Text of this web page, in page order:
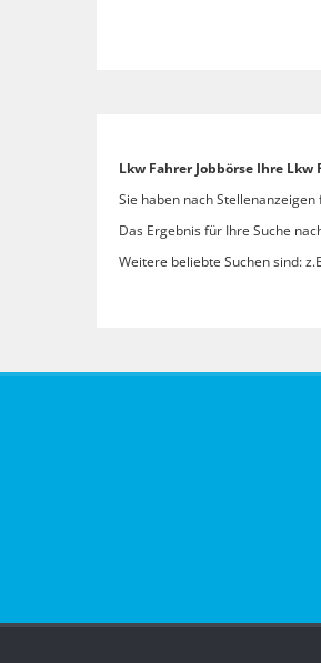
Lkw Fahrer Jobbörse Ihre Lkw
Sie haben nach
Das Ergebnis für Ihre Suche
Weitere beliebte Suchen sind: